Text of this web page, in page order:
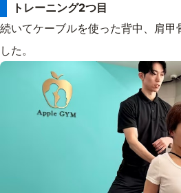
トレーニング2つ目
続いてケーブルを使った背中、肩甲
した。